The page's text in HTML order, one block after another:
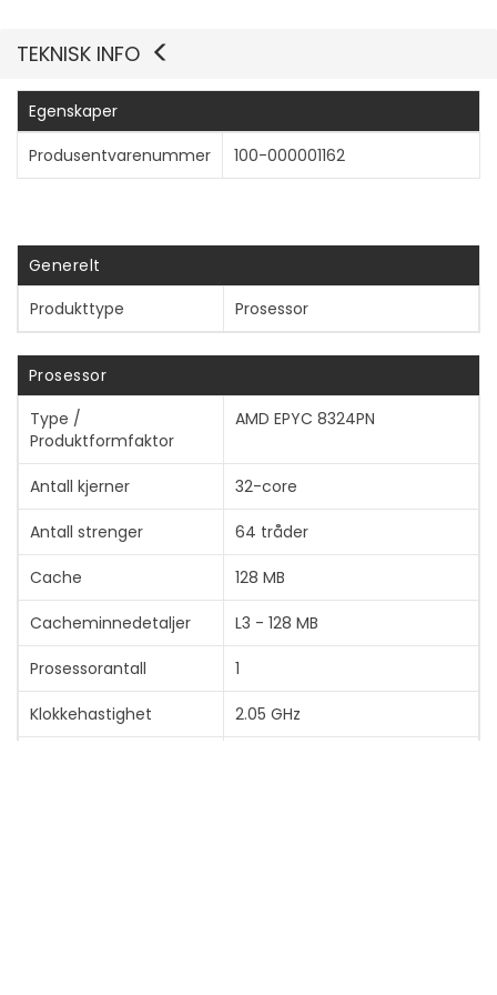
Vis mer
TEKNISK INFO
Egenskaper
Produsentvarenummer
100-000001162
Generelt
Produkttype
Prosessor
Prosessor
Type /
Produktformfaktor
AMD EPYC 8324PN
Antall kjerner 32-core
Antall strenger 64 tråder
Cache 128 MB
Cacheminnedetaljer L3 - 128 MB
Prosessorantall 1
Klokkehastighet 2.05 GHz